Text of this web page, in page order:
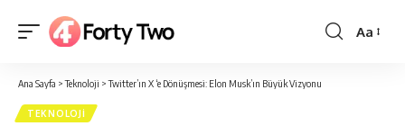
Yazı
Aa
Ana Sayfa >Teknoloji >Twitter’ın X ‘e Dönüşmesi: Elon Musk’ın Büyük Vizyonu
TEKNOLOJI